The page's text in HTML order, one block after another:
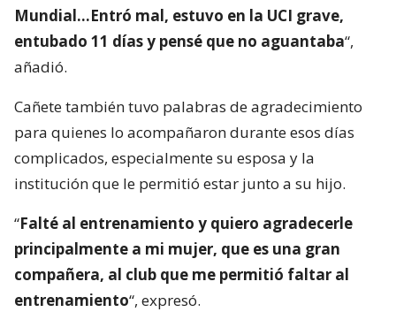
Mundial…Entró mal, estuvo en la UCI grave,
entubado 11 días y pensé que no aguantaba“,
añadió.
Cañete también tuvo palabras de agradecimiento
para quienes lo acompañaron durante esos días
complicados, especialmente su esposa y la
institución que le permitió estar junto a su hijo.
“Falté al entrenamiento y quiero agradecerle
principalmente a mi mujer, que es una gran
compañera, al club que me permitió faltar al
entrenamiento“, expresó.